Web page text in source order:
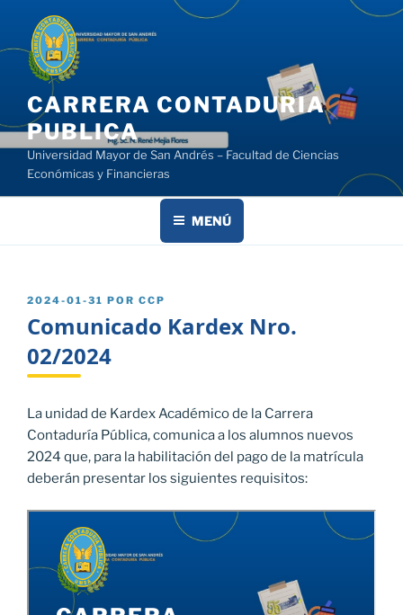
contenido
CARRERA CONTADURIA
PUBLICA
Universidad Mayor de San Andrés – Facultad de Ciencias
Económicas y Financieras
MENÚ
PUBLICADO
2024-01-31 POR CCP
Comunicado Kardex Nro.
02/2024
La unidad de Kardex Académico de la Carrera
Contaduría Pública, comunica a los alumnos nuevos
2024 que, para la habilitación del pago de la matrícula
deberán presentar los siguientes requisitos: